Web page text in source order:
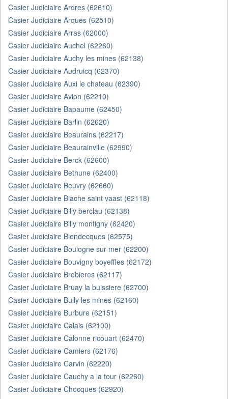
Casier Judiciaire Ardres (62610)
Casier Judiciaire Arques (62510)
Casier Judiciaire Arras (62000)
Casier Judiciaire Auchel (62260)
Casier Judiciaire Auchy les mines (62138)
Casier Judiciaire Audruicq (62370)
Casier Judiciaire Auxi le chateau (62390)
Casier Judiciaire Avion (62210)
Casier Judiciaire Bapaume (62450)
Casier Judiciaire Barlin (62620)
Casier Judiciaire Beaurains (62217)
Casier Judiciaire Beaurainville (62990)
Casier Judiciaire Berck (62600)
Casier Judiciaire Bethune (62400)
Casier Judiciaire Beuvry (62660)
Casier Judiciaire Biache saint vaast (62118)
Casier Judiciaire Billy berclau (62138)
Casier Judiciaire Billy montigny (62420)
Casier Judiciaire Blendecques (62575)
Casier Judiciaire Boulogne sur mer (62200)
Casier Judiciaire Bouvigny boyeffles (62172)
Casier Judiciaire Brebieres (62117)
Casier Judiciaire Bruay la buissiere (62700)
Casier Judiciaire Bully les mines (62160)
Casier Judiciaire Burbure (62151)
Casier Judiciaire Calais (62100)
Casier Judiciaire Calonne ricouart (62470)
Casier Judiciaire Camiers (62176)
Casier Judiciaire Carvin (62220)
Casier Judiciaire Cauchy a la tour (62260)
Casier Judiciaire Chocques (62920)